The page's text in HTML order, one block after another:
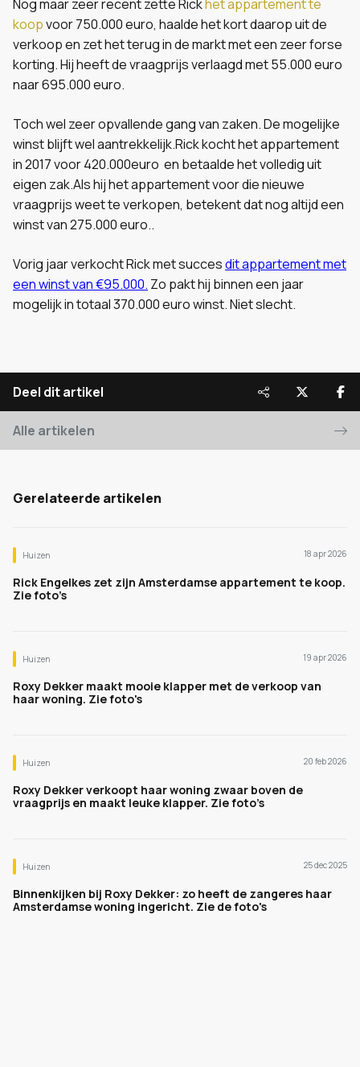
Nog maar zeer recent zette Rick het appartement te
koopvoor 750.000 euro, haalde het kort daarop uit de
verkoop en zet het terug in de markt met een zeer forse
korting. Hij heeft de vraagprijs verlaagd met 55.000 euro
naar 695.000 euro.
Toch wel zeer opvallende gang van zaken. De mogelijke
winst blijft wel aantrekkelijk.Rick kocht het appartement
in 2017 voor 420.000euro en betaalde het volledig uit
eigen zak.Als hij het appartement voor die nieuwe
vraagprijs weet te verkopen, betekent dat nog altijd een
winst van 275.000 euro..
Vorig jaar verkocht Rick met succesdit appartement met
een winst van €95.000. Zo pakt hij binnen een jaar
mogelijk in totaal 370.000 euro winst. Niet slecht.
Deel dit artikel
Alle artikelen
Gerelateerde artikelen
Huizen 18 apr 2026
Rick Engelkes zet zijn Amsterdamse appartement te koop.
Zie foto’s
Huizen 19 apr 2026
Roxy Dekker maakt mooie klapper met de verkoop van
haar woning. Zie foto's
Huizen 20 feb 2026
Roxy Dekker verkoopt haar woning zwaar boven de
vraagprijs en maakt leuke klapper. Zie foto’s
Huizen 25 dec 2025
Binnenkijken bij Roxy Dekker: zo heeft de zangeres haar
Amsterdamse woning ingericht. Zie de foto's